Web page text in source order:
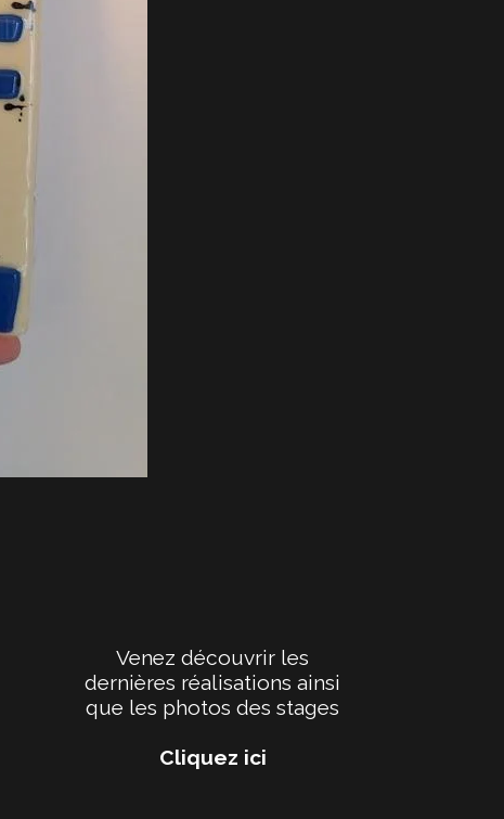
Venez découvrir les
dernières réalisations ainsi
que les photos des stages
Cliquez ici